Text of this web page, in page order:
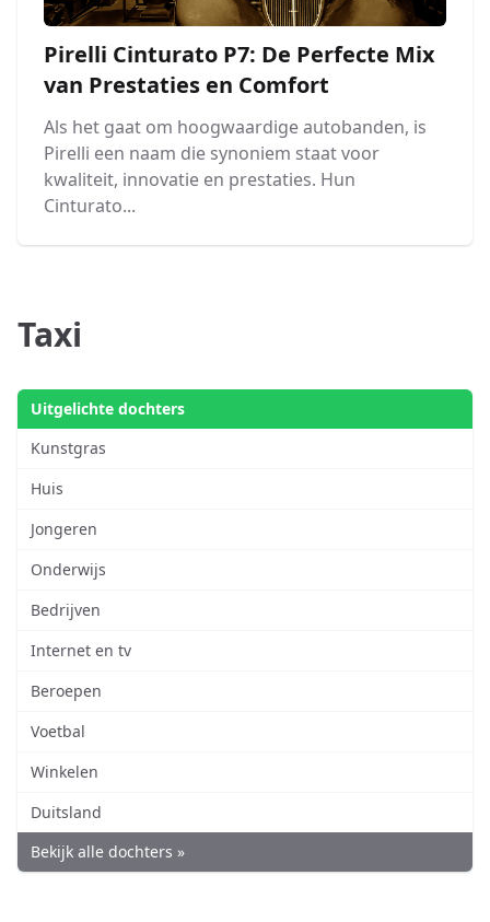
Pirelli Cinturato P7: De Perfecte Mix
van Prestaties en Comfort
Als het gaat om hoogwaardige autobanden, is
Pirelli een naam die synoniem staat voor
kwaliteit, innovatie en prestaties. Hun
Cinturato...
Taxi
Uitgelichte dochters
Kunstgras
Huis
Jongeren
Onderwijs
Bedrijven
Internet en tv
Beroepen
Voetbal
Winkelen
Duitsland
Bekijk alle dochters »